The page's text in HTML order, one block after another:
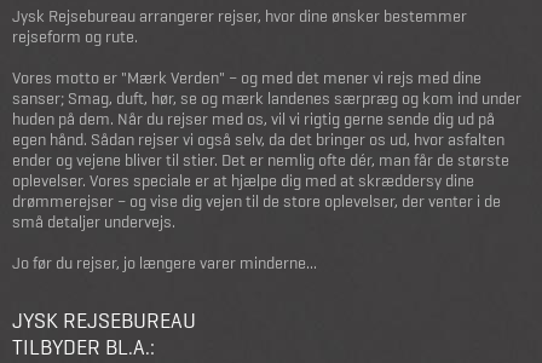
Jysk Rejsebureau arrangerer rejser, hvor dine ønsker bestemmer
rejseform og rute.
Vores motto er "Mærk Verden" – og med det mener vi rejs med dine
sanser; Smag, duft, hør, se og mærk landenes særpræg og kom ind under
huden på dem. Når du rejser med os, vil vi rigtig gerne sende dig ud på
egen hånd. Sådan rejser vi også selv, da det bringer os ud, hvor asfalten
ender og vejene bliver til stier. Det er nemlig ofte dér, man får de største
oplevelser. Vores speciale er at hjælpe dig med at skræddersy dine
drømmerejser – og vise dig vejen til de store oplevelser, der venter i de
små detaljer undervejs.
Jo før du rejser, jo længere varer minderne...
JYSK REJSEBUREAU
TILBYDER BL.A.: